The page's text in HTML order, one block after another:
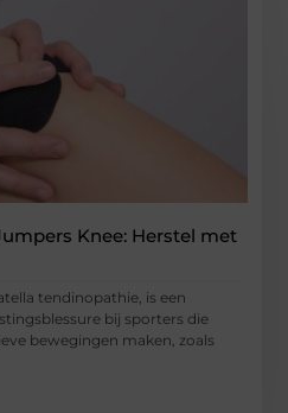
Knee: Herstel met
tendinopathie, is een
bij sporters die
bewegingen maken, zoals